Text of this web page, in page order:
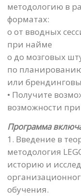
методологию в
форматах:
o от вводных
при найме
o до мозговых
по
или
• Получите
возможности
Программа
1. Введение в
методология
историю и
обучения.